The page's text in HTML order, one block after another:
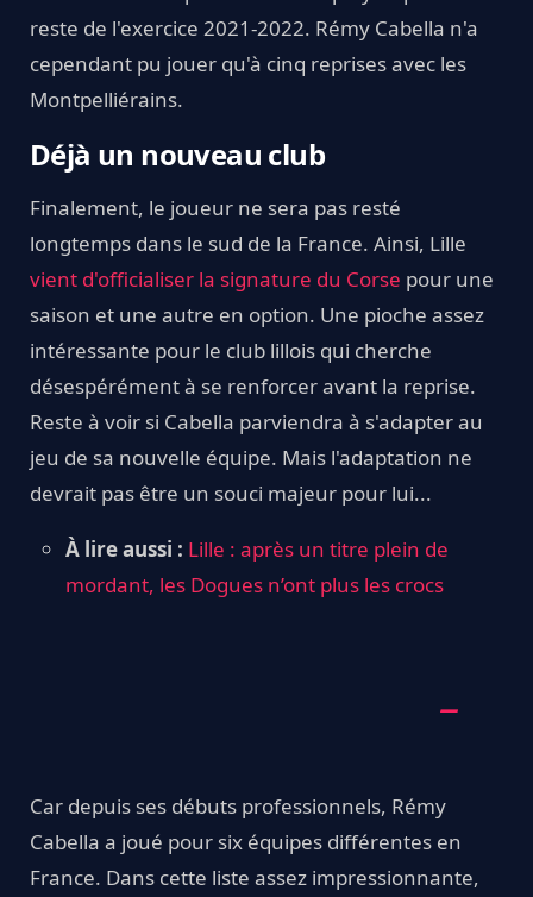
reste de l'exercice 2021-2022. Rémy Cabella n'a
cependant pu jouer qu'à cinq reprises avec les
Montpelliérains.
Déjà un nouveau club
Finalement, le joueur ne sera pas resté
longtemps dans le sud de la France. Ainsi, Lille
vient d'officialiser la signature du Corse pour une
saison et une autre en option. Une pioche assez
intéressante pour le club lillois qui cherche
désespérément à se renforcer avant la reprise.
Reste à voir si Cabella parviendra à s'adapter au
jeu de sa nouvelle équipe. Mais l'adaptation ne
devrait pas être un souci majeur pour lui...
À lire aussi : Lille : après un titre plein de
mordant, les Dogues n’ont plus les crocs
Car depuis ses débuts professionnels, Rémy
Cabella a joué pour six équipes différentes en
France. Dans cette liste assez impressionnante,